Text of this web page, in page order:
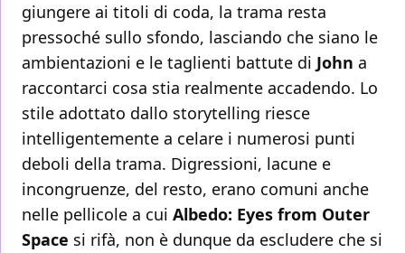
giungere ai titoli di coda, la trama resta
pressoché sullo sfondo, lasciando che siano le
ambientazioni e le taglienti battute di John a
raccontarci cosa stia realmente accadendo. Lo
stile adottato dallo storytelling riesce
intelligentemente a celare i numerosi punti
deboli della trama. Digressioni, lacune e
incongruenze, del resto, erano comuni anche
nelle pellicole a cui Albedo: Eyes from Outer
Space si rifà, non è dunque da escludere che si